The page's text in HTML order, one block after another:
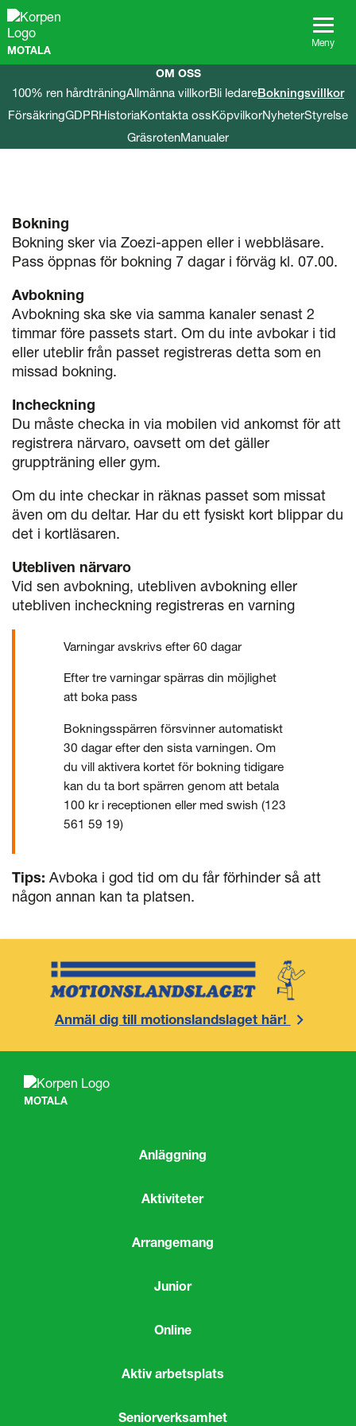
G
a
MOTALA
Meny
OM OSS
100% ren hårdträningAllmänna villkorBli ledareBokningsvillkor
FörsäkringGDPRHistoriaKontakta ossKöpvilkorNyheterStyrelse
GräsrotenManualer
Bokning
Bokning sker via Zoezi-appen eller i webbläsare.
Pass öppnas för bokning 7 dagar i förväg kl. 07.00.
Avbokning
Avbokning ska ske via samma kanaler senast 2
timmar före passets start. Om du inte avbokar i tid
eller uteblir från passet registreras detta som en
missad bokning.
Incheckning
Du måste checka in via mobilen vid ankomst för att
registrera närvaro, oavsett om det gäller
gruppträning eller gym.
Om du inte checkar in räknas passet som missat
även om du deltar. Har du ett fysiskt kort blippar du
det i kortläsaren.
Utebliven närvaro
Vid sen avbokning, utebliven avbokning eller
utebliven incheckning registreras en varning
Varningar avskrivs efter 60 dagar
Efter tre varningar spärras din möjlighet
att boka pass
Bokningsspärren försvinner automatiskt
30 dagar efter den sista varningen. Om
du vill aktivera kortet för bokning tidigare
kan du ta bort spärren genom att betala
100 kr i receptionen eller med swish (123
561 59 19)
Tips: Avboka i god tid om du får förhinder så att
någon annan kan ta platsen.
Anmäl dig till motionslandslaget här!
MOTALA
Anläggning
Aktiviteter
Arrangemang
Junior
Online
Aktiv arbetsplats
Seniorverksamhet